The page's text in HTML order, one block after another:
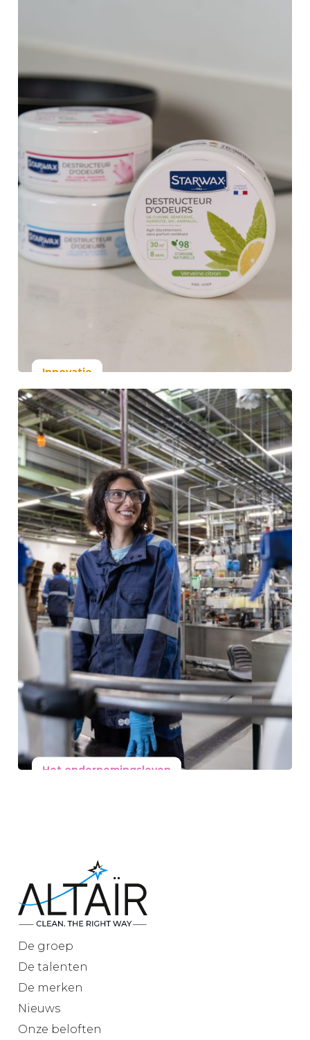
nieuwe MVO-rapport
Koolstofreductie-
doelstellingen, lancering
van een milieuscore-
instrument en prioriteit aan
het welzijn van
medewerkers
Lees meer
Innovatie
14 november 2025
Starwax lanceert zijn
geurvreters
Een natuurlijke en
effectieve oplossing voor
een fris interieur
Lees meer
Het ondernemingsleven
met de uitbreiding van zijn
locatie Noyelles-lès-Seclin
en de opening van een
nieuw R&D laboratorium
Lees meer
De groep
De talenten
De merken
Nieuws
Onze beloften